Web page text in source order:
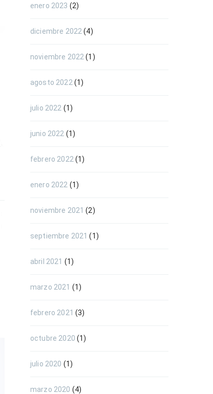
enero 2023 (2)
diciembre 2022 (4)
noviembre 2022 (1)
agosto 2022 (1)
julio 2022 (1)
junio 2022 (1)
febrero 2022 (1)
enero 2022 (1)
noviembre 2021 (2)
septiembre 2021 (1)
abril 2021 (1)
marzo 2021 (1)
febrero 2021 (3)
octubre 2020 (1)
julio 2020 (1)
marzo 2020 (4)